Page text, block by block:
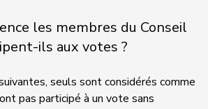
les membres du Conseil
ils aux votes ?
seuls sont considérés comme
pas participé à un vote sans